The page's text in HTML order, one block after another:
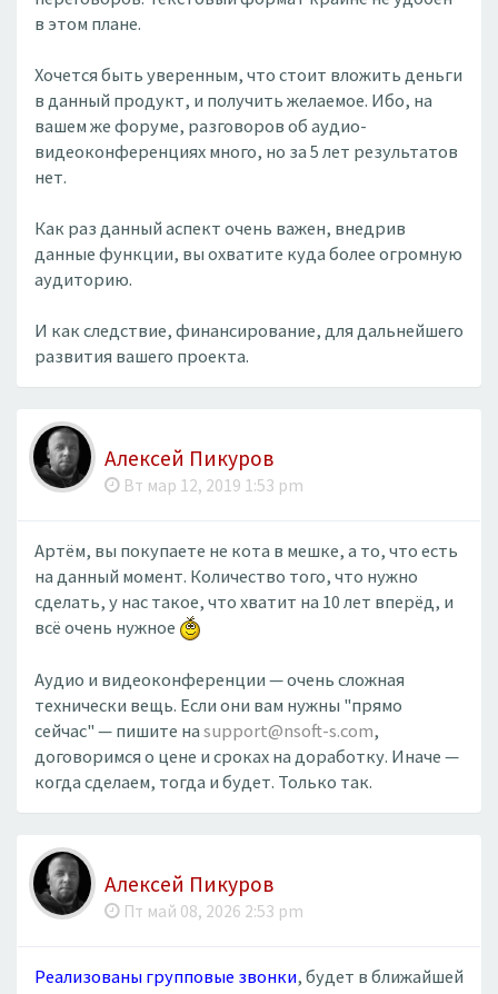
в этом плане.
Хочется быть уверенным, что стоит вложить деньги
в данный продукт, и получить желаемое. Ибо, на
вашем же форуме, разговоров об аудио-
видеоконференциях много, но за 5 лет результатов
нет.
Как раз данный аспект очень важен, внедрив
данные функции, вы охватите куда более огромную
аудиторию.
И как следствие, финансирование, для дальнейшего
развития вашего проекта.
Алексей Пикуров
Вт мар 12, 2019 1:53 pm
Артём, вы покупаете не кота в мешке, а то, что есть
на данный момент. Количество того, что нужно
сделать, у нас такое, что хватит на 10 лет вперёд, и
всё очень нужное
Аудио и видеоконференции — очень сложная
технически вещь. Если они вам нужны "прямо
сейчас" — пишите наsupport@nsoft-s.com,
договоримся о цене и сроках на доработку. Иначе —
когда сделаем, тогда и будет. Только так.
Алексей Пикуров
Пт май 08, 2026 2:53 pm
Реализованы групповые звонки, будет в ближайшей